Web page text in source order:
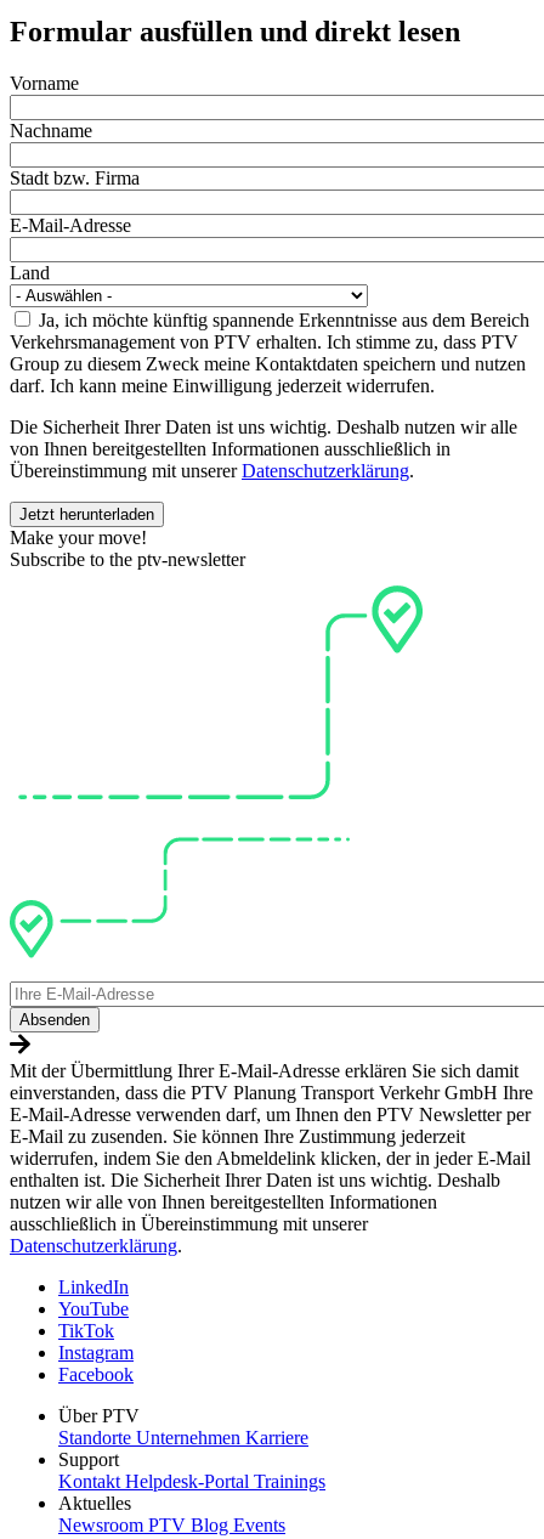
Formular ausfüllen und direkt lesen
Vorname
Nachname
Stadt bzw. Firma
E-Mail-Adresse
Land
Ja, ich möchte künftig spannende Erkenntnisse aus dem Bereich
Verkehrsmanagement von PTV erhalten. Ich stimme zu, dass PTV
Group zu diesem Zweck meine Kontaktdaten speichern und nutzen
darf. Ich kann meine Einwilligung jederzeit widerrufen.
Die Sicherheit Ihrer Daten ist uns wichtig. Deshalb nutzen wir alle
von Ihnen bereitgestellten Informationen ausschließlich in
Übereinstimmung mit unsererDatenschutzerklärung.
Make your move!
Subscribe to the ptv-newsletter
E-
Mail
Mit der Übermittlung Ihrer E-Mail-Adresse erklären Sie sich damit
einverstanden, dass die PTV Planung Transport Verkehr GmbH Ihre
E-Mail-Adresse verwenden darf, um Ihnen den PTV Newsletter per
E-Mail zu zusenden. Sie können Ihre Zustimmung jederzeit
widerrufen, indem Sie den Abmeldelink klicken, der in jeder E-Mail
enthalten ist. Die Sicherheit Ihrer Daten ist uns wichtig. Deshalb
nutzen wir alle von Ihnen bereitgestellten Informationen
ausschließlich in Übereinstimmung mit unserer
Datenschutzerklärung.
LinkedIn
YouTube
TikTok
Instagram
Facebook
Über PTV
Standorte Unternehmen Karriere
Support
Kontakt Helpdesk-Portal Trainings
Aktuelles
Newsroom PTV Blog Events